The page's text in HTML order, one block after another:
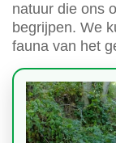
natuur die ons
begrijpen. We
fauna van het